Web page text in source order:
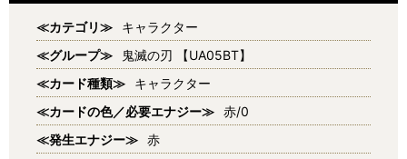
≪カテゴリ≫
キャラクター
≪グループ≫
鬼滅の刃 【UA05BT】
≪カード種類≫
キャラクター
≪カードの色／必要エナジー≫ 赤/0
≪発生エナジー≫ 赤